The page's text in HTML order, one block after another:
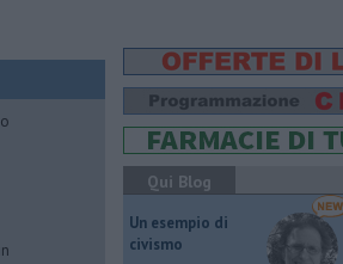
Qui Blog
​Un esempio di
civismo